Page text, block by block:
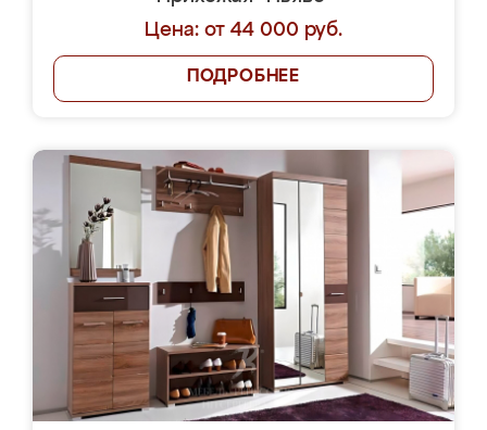
Цена: от 44 000 руб.
ПОДРОБНЕЕ